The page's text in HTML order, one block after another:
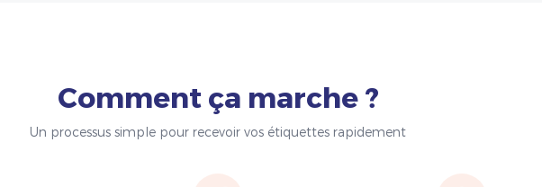
Comment ça marche ?
Un processus simple pour recevoir vos étiquettes rapidement